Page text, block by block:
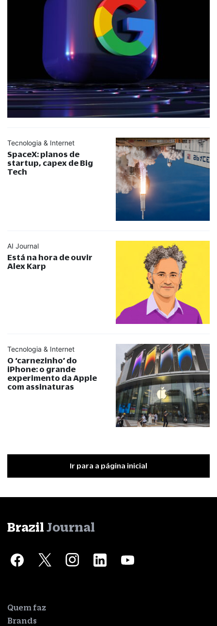
Tecnologia & Internet
SpaceX: planos de
startup, capex de Big
Tech
AI Journal
Está na hora de ouvir
Alex Karp
Tecnologia & Internet
O ‘carnezinho’ do
iPhone: o grande
experimento da Apple
com assinaturas
Ir para a página inicial
Brazil Journal
Quem faz
Brands